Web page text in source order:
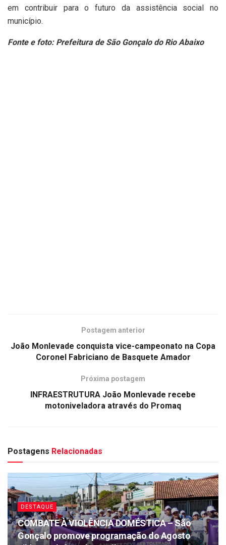
em contribuir para o futuro da assistência social no
município.
Fonte e foto: Prefeitura de São Gonçalo do Rio Abaixo
Postagem anterior
João Monlevade conquista vice-campeonato na Copa
Coronel Fabriciano de Basquete Amador
Próxima postagem
INFRAESTRUTURA João Monlevade recebe
motoniveladora através do Promaq
Postagens Relacionadas
DESTAQUE
COMBATE À VIOLÊNCIA DOMÉSTICA – São
Gonçalo promove programação do Agosto